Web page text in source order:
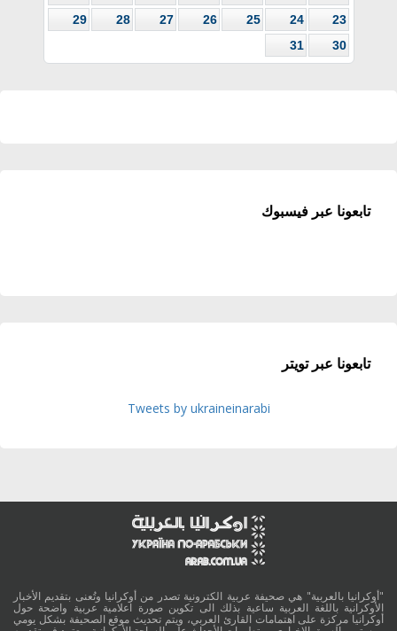
23
24
25
26
27
28
29
30
31
تابعونا عبر فيسبوك
تابعونا عبر تويتر
Tweets by ukraineinarabi
"أوكرانيا بالعربية" هي صحيفة عربية الكترونية تصدر من أوكرانيا وتُعنى بتقديم الأخبار
الأوكرانية باللغة العربية ساعية بذلك الى تكوين صورة اعلامية عربية واضحة حول
أوكرانيا مركزة على اهتمامات القارئ العربي، ويتم تحديث موقع الصحيفة بشكل يومي